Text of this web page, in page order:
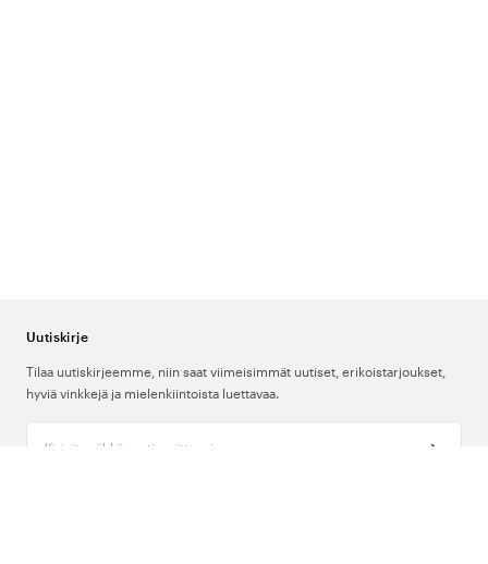
Uutiskirje
Tilaa uutiskirjeemme, niin saat viimeisimmät uutiset, erikoistarjoukset,
hyviä vinkkejä ja mielenkiintoista luettavaa.